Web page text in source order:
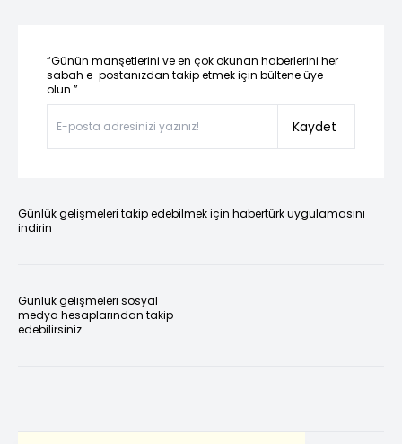
“Günün manşetlerini ve en çok okunan haberlerini her
sabah e-postanızdan takip etmek için bültene üye
olun.”
Kaydet
Günlük gelişmeleri takip edebilmek için habertürk uygulamasını
indirin
Günlük gelişmeleri sosyal
medya hesaplarından takip
edebilirsiniz.